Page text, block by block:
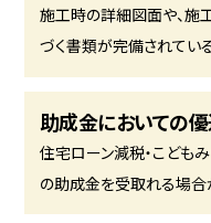
施工時の詳細図面や、施
づく書類が完備されてい
助成金においての
住宅ローン減税・こども
の助成金を受取れる場合